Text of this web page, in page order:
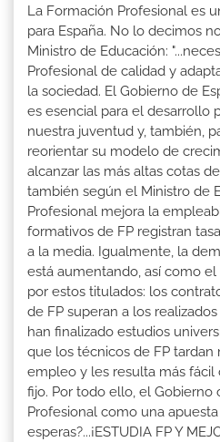
La Formación Profesional es
para España. No lo decimos
Ministro de Educación:
Profesional de calidad y
la sociedad. El Gobierno de
es esencial para el desarrollo
nuestra juventud y, también,
reorientar su modelo de
alcanzar las más altas cotas
también según el Ministro de
Profesional mejora la
formativos de FP registran
a la media. Igualmente, la
está aumentando, así como
por estos titulados: los
de FP superan a los
han finalizado estudios
que los técnicos de FP
empleo y les resulta más
fijo. Por todo ello, el Gobierno
Profesional como una
esperas?...¡ESTUDIA FP Y